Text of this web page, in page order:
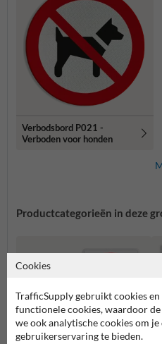
Verbodsbord P021 -
Verboden voor honden
Productcategorieën in deze
Cookies
TrafficSupply gebruikt cookies
functionele cookies, waardoor
we ook analytische cookies om
gebruikerservaring te bieden.